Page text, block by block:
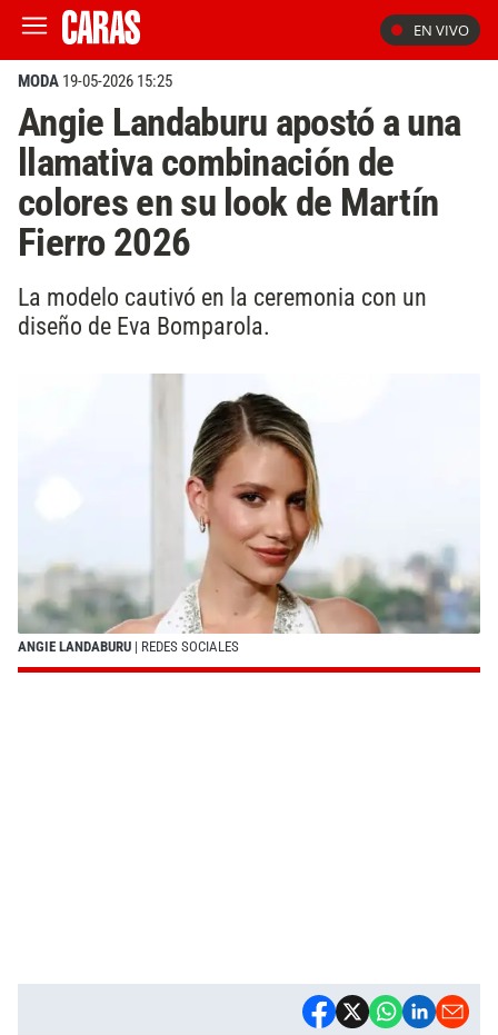
EN VIVO
MODA 19-05-2026 15:25
Angie Landaburu apostó a una
llamativa combinación de
colores en su look de Martín
Fierro 2026
La modelo cautivó en la ceremonia con un
diseño de Eva Bomparola.
ANGIE LANDABURU | REDES SOCIALES